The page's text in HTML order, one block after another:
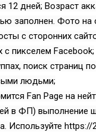
12 дней; Возраст
заполнен. Фото на
с сторонних
с пикселем Facebook;
поиск страниц
людьми;
Fan Page на
в ФП) выполнение
Используйте